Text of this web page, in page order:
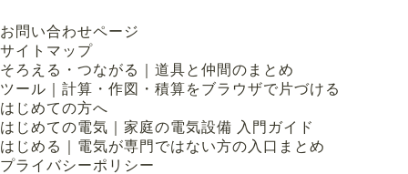
お問い合わせページ
サイトマップ
そろえる・つながる｜道具と仲間のまとめ
ツール｜計算・作図・積算をブラウザで片づける
はじめての方へ
はじめての電気｜家庭の電気設備 入門ガイド
はじめる｜電気が専門ではない方の入口まとめ
プライバシーポリシー